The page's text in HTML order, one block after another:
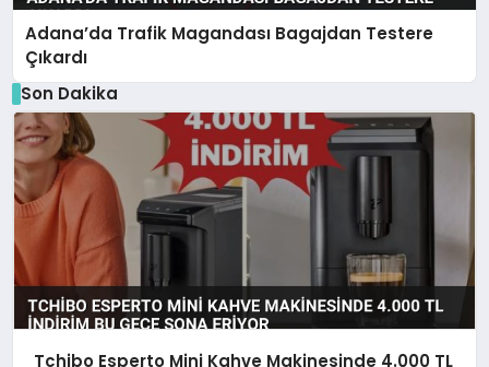
Adana’da Trafik Magandası Bagajdan Testere
Çıkardı
Son Dakika
Tchibo Esperto Mini Kahve Makinesinde 4.000 TL